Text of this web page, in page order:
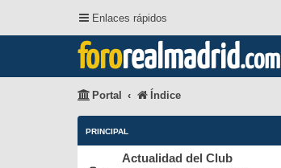
Enlaces rápidos
fororealmadrid.com
Portal Índice
PRINCIPAL
Actualidad del Club